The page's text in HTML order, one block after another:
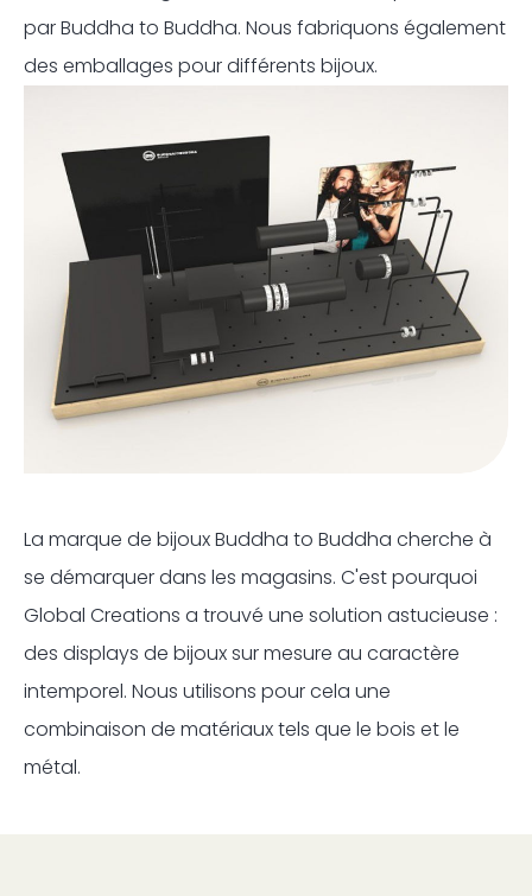
par Buddha to Buddha. Nous fabriquons également
des emballages pour différents bijoux.
La marque de bijoux Buddha to Buddha cherche à
se démarquer dans les magasins. C'est pourquoi
Global Creations a trouvé une solution astucieuse :
des displays de bijoux sur mesure au caractère
intemporel. Nous utilisons pour cela une
combinaison de matériaux tels que le bois et le
métal.